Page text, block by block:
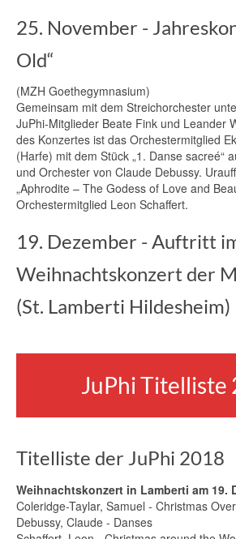
25. November -
Old“
(MZH Goethegymnasium)
Gemeinsam mit dem Streichorchester
JuPhi-Mitglieder Beate Fink und Leander
des Konzertes ist das Orchestermitglied
(Harfe) mit dem Stück „1. Danse sacreé“
und Orchester von Claude Debussy.
„Aphrodite – The Godess of Love and
Orchestermitglied Leon Schaffert.
19. Dezember - Auftritt
Weihnachtskonzert der
(St. Lamberti Hildesheim)
JuPhi Titelliste
Titelliste der JuPhi 2018
Weihnachtskonzert in Lamberti am 19.
Coleridge-Taylar, Samuel - Christmas
Debussy, Claude - Danses